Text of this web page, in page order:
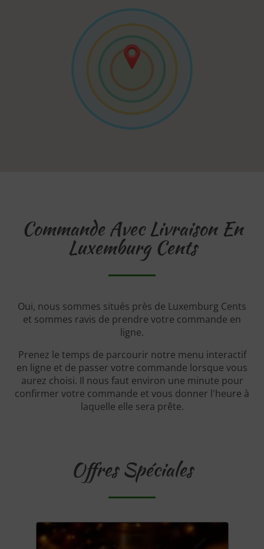
Commande Avec Livraison En
Luxemburg Cents
Oui, nous sommes situés près de Luxemburg Cents
et sommes ravis de prendre votre commande en
ligne.
Prenez le temps de parcourir notre menu interactif
en ligne et de passer votre commande lorsque vous
aurez choisi. Il nous faut environ une minute pour
confirmer votre commande et vous donner l'heure à
laquelle elle sera prête.
Offres Spéciales